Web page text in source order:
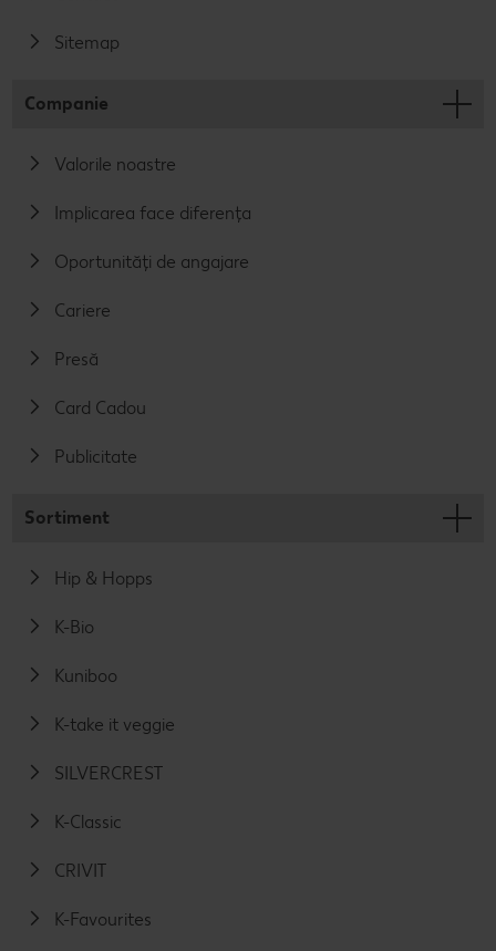
Sitemap
Companie
Valorile noastre
Implicarea face diferența
Oportunități de angajare
Cariere
Presă
Card Cadou
Publicitate
Sortiment
Hip & Hopps
K-Bio
Kuniboo
K-take it veggie
SILVERCREST
K-Classic
CRIVIT
K-Favourites